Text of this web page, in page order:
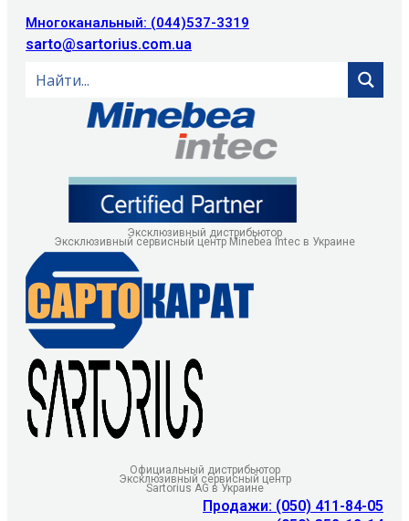
Многоканальный: (044)537-3319
sarto@sartorius.com.ua
Эксклюзивный дистрибьютор
Эксклюзивный сервисный центр Minebea Intec в Украине
Официальный дистрибьютор
Эксклюзивный сервисный центр
Sartorius AG в Украине
Продажи: (050) 411-84-05